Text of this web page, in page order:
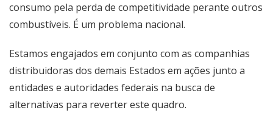
consumo pela perda de competitividade perante outros
combustíveis. É um problema nacional.
Estamos engajados em conjunto com as companhias
distribuidoras dos demais Estados em ações junto a
entidades e autoridades federais na busca de
alternativas para reverter este quadro.